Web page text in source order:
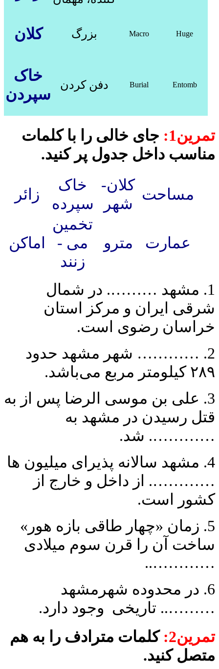
کلان بزرگ Macro Huge
خاک
سپردن
دفن کردن Burial Entomb
تمرین1:
جای خالی را با کلمات
مناسب داخل جدول پر کنید.
زائر
خاک
سپرده
کلان­
شهر
مساحت
اماکن
تخمین
می ­
زنند
مترو عمارت
1. مشهد ………. در شمال
شرقی ایران و مرکز استان
خراسان رضوی است.
2. ………… شهر مشهد حدود
۲۸۹ کیلومتر مربع می‌باشد.
3. علی بن موسی الرضا پس از به
قتل رسیدن در مشهد به
…………. شد.
4. مشهد سالانه پذیرای میلیون ها
…………. از داخل و خارج از
کشور است.
5. زمان «چهار طاقی بازه هور»
ساخت آن را قرن سوم میلادی
…………..
6. در محدوده شهرمشهد
……….. تاریخی وجود دارد.
تمرین2:
کلمات مترادف را به هم
متصل کنید.